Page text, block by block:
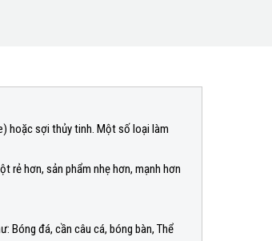
hoặc sợi thủy tinh. Một số loại làm
rẻ hơn, sản phẩm nhẹ hơn, mạnh hơn
Bóng đá, cần câu cá, bóng bàn, Thể